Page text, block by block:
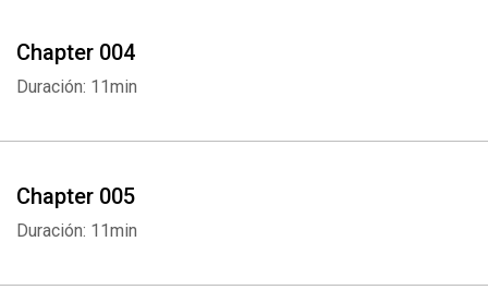
Chapter 004
Duración: 11min
Chapter 005
Duración: 11min